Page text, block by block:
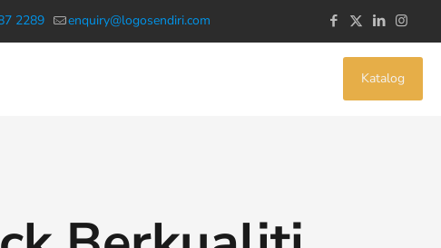
2289 enquiry@logosendiri.com
Katalog